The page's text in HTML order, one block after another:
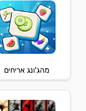
מהג'ונג אריחים